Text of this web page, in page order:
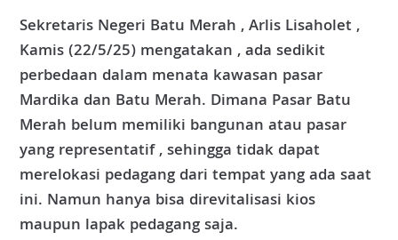
Sekretaris Negeri Batu Merah , Arlis Lisaholet ,
Kamis (22/5/25) mengatakan , ada sedikit
perbedaan dalam menata kawasan pasar
Mardika dan Batu Merah. Dimana Pasar Batu
Merah belum memiliki bangunan atau pasar
yang representatif , sehingga tidak dapat
merelokasi pedagang dari tempat yang ada saat
ini. Namun hanya bisa direvitalisasi kios
maupun lapak pedagang saja.